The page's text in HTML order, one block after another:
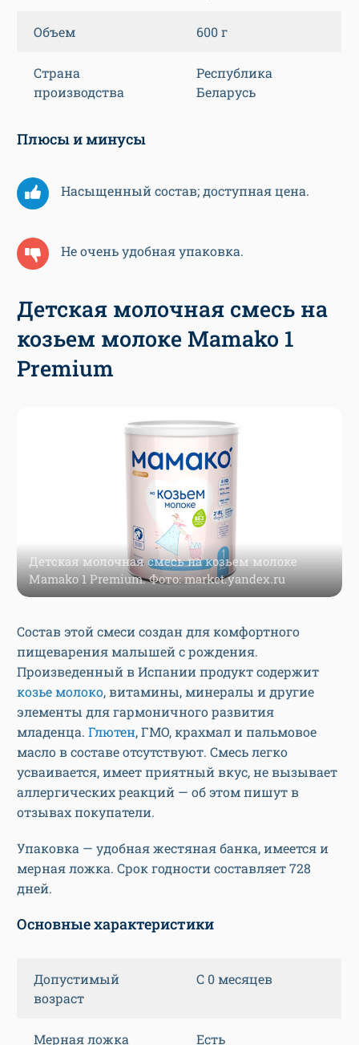
Объем 600 г
Страна
производства
Республика
Беларусь
Плюсы и минусы
Насыщенный состав; доступная цена.
Не очень удобная упаковка.
Детская молочная смесь на
козьем молоке Мamako 1
Premium
Детская молочная смесь на козьем молоке
Мamako 1 Premium. Фото: market.yandex.ru
Состав этой смеси создан для комфортного
пищеварения малышей с рождения.
Произведенный в Испании продукт содержит
козье молоко, витамины, минералы и другие
элементы для гармоничного развития
младенца. Глютен, ГМО, крахмал и пальмовое
масло в составе отсутствуют. Смесь легко
усваивается, имеет приятный вкус, не вызывает
аллергических реакций — об этом пишут в
отзывах покупатели.
Упаковка — удобная жестяная банка, имеется и
мерная ложка. Срок годности составляет 728
дней.
Основные характеристики
Допустимый
возраст
С 0 месяцев
Мерная ложка Есть